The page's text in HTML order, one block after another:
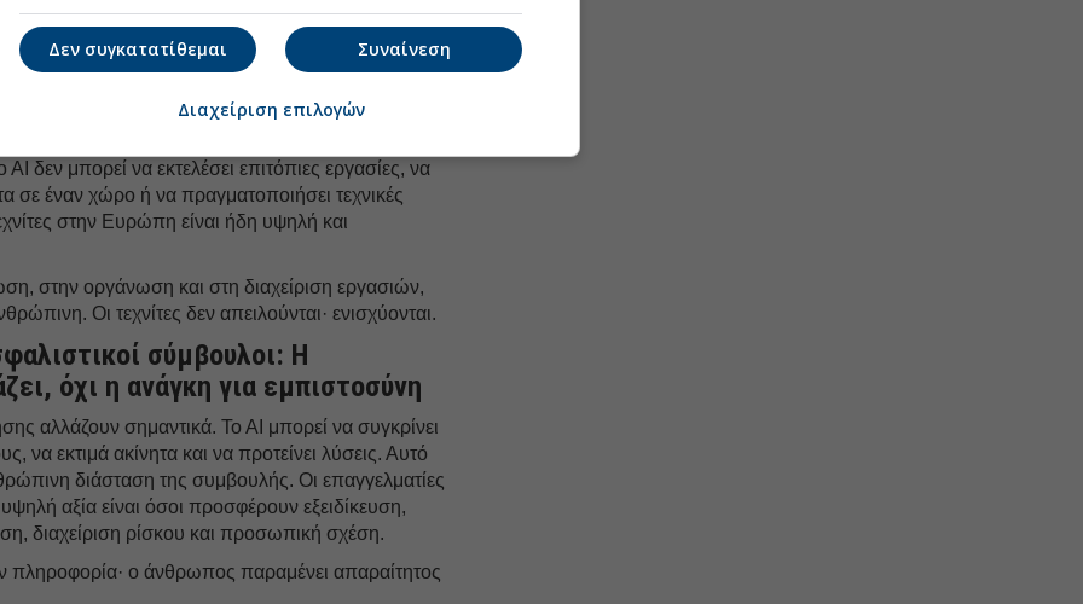
εξελίσσεται.
υψηλότερη αξία
ηλεκτρολόγοι, ψυκτικοί, τεχνικοί
φυσικού αερίου— βρίσκονται σε μια από τις πιο
δεν μπορεί να εκτελέσει επιτόπιες εργασίες, να
σε έναν χώρο ή να πραγματοποιήσει τεχνικές
στην Ευρώπη είναι ήδη υψηλή και
στην οργάνωση και στη διαχείριση εργασιών,
Οι τεχνίτες δεν απειλούνται· ενισχύονται.
σύμβουλοι: Η
όχι η ανάγκη για εμπιστοσύνη
αλλάζουν σημαντικά. Το ΑΙ μπορεί να συγκρίνει
να εκτιμά ακίνητα και να προτείνει λύσεις. Αυτό
διάσταση της συμβουλής. Οι επαγγελματίες
αξία είναι όσοι προσφέρουν εξειδίκευση,
διαχείριση ρίσκου και προσωπική σχέση.
πληροφορία· ο άνθρωπος παραμένει απαραίτητος
Συναίνεση
Δεν συγκατατίθεμαι
Διαχείριση επιλογών